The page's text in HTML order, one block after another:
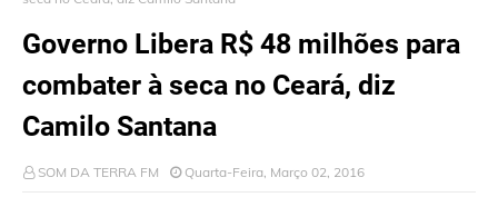
Governo Libera R$ 48 milhões para
combater à seca no Ceará, diz
Camilo Santana
SOM DA TERRA FM Quarta-Feira, Março 02, 2016